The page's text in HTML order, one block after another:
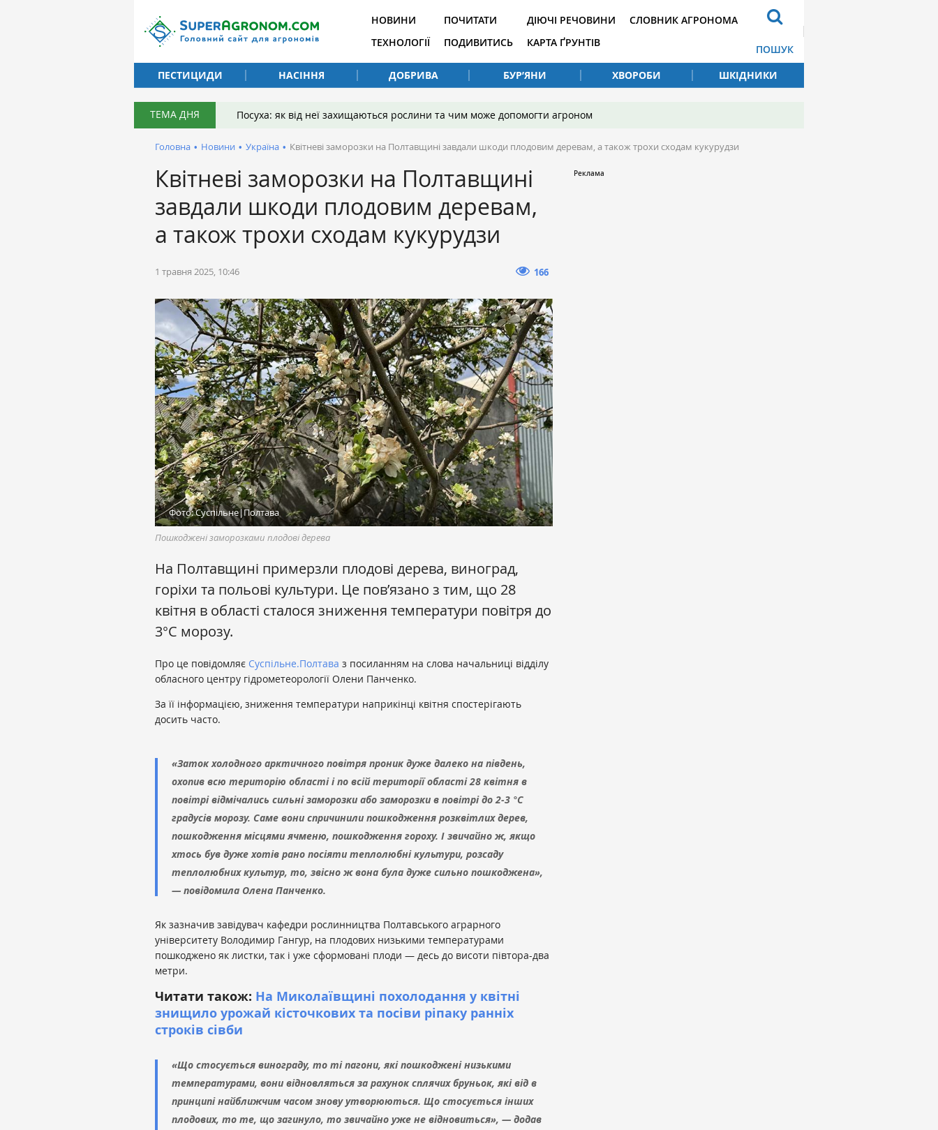
НОВИНИ
ТЕХНОЛОГІЇ
ПОЧИТАТИ
ПОДИВИТИСЬ
ДІЮЧІ РЕЧОВИНИ
КАРТА ҐРУНТІВ
СЛОВНИК АГРОНОМА
ПОШУК
ПЕСТИЦИДИ
НАСІННЯ ДОБРИВА БУР’ЯНИ ХВОРОБИ ШКІДНИКИ
ТЕМА ДНЯ Посуха: як від неї захищаються рослини та чим може допомогти агроном
Головна • Новини • Україна • Квітневі заморозки на Полтавщині завдали шкоди плодовим деревам, а також трохи сходам кукурудзи
Квітневі заморозки на Полтавщині
завдали шкоди плодовим деревам,
а також трохи сходам кукурудзи
1 травня 2025, 10:46 166
Фото: Суспільне|Полтава
Пошкоджені заморозками плодові дерева
На Полтавщині примерзли плодові дерева, виноград,
горіхи та польові культури. Це пов’язано з тим, що 28
квітня в області сталося зниження температури повітря до
3°С морозу.
Про це повідомляє Суспільне.Полтава з посиланням на слова начальниці відділу
обласного центру гідрометеорології Олени Панченко.
За її інформацією, зниження температури наприкінці квітня спостерігають
досить часто.
«Заток холодного арктичного повітря проник дуже далеко на південь,
охопив всю територію області і по всій території області 28 квітня в
повітрі відмічались сильні заморозки або заморозки в повітрі до 2-3 °С
градусів морозу. Саме вони спричинили пошкодження розквітлих дерев,
пошкодження місцями ячменю, пошкодження гороху. І звичайно ж, якщо
хтось був дуже хотів рано посіяти теплолюбні культури, розсаду
теплолюбних культур, то, звісно ж вона була дуже сильно пошкоджена»,
— повідомила Олена Панченко.
Як зазначив завідувач кафедри рослинництва Полтавського аграрного
університету Володимир Гангур, на плодових низькими температурами
пошкоджено як листки, так і уже сформовані плоди — десь до висоти півтора-два
метри.
Читати також: На Миколаївщині похолодання у квітні
знищило урожай кісточкових та посіви ріпаку ранніх
строків сівби
«Що стосується винограду, то ті пагони, які пошкоджені низькими
температурами, вони відновляться за рахунок сплячих бруньок, які від в
принципі найближчим часом знову утворюються. Що стосується інших
плодових, то те, що загинуло, то звичайно уже не відновиться», — додав